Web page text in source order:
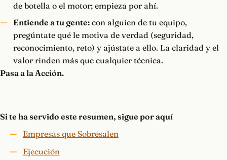
de botella o el motor; empieza por ahí.
Entiende a tu gente:con alguien de tu equipo,
pregúntate qué le motiva de verdad (seguridad,
reconocimiento, reto) y ajústate a ello. La claridad y el
valor rinden más que cualquier técnica.
Pasa a la Acción.
Si te ha servido este resumen, sigue por aquí
Empresas que Sobresalen
Ejecución